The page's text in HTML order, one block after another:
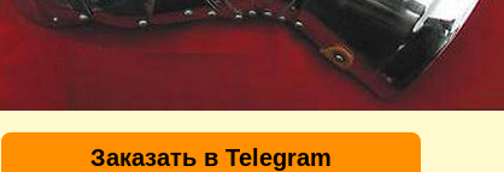
Заказать в Telegram